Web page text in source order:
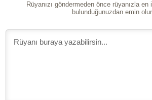
Rüyanızı göndermeden önce rüyanızla
bulunduğunuzdan emin